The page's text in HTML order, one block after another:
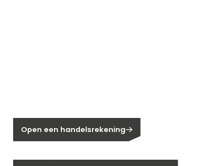
Open een handelsrekening